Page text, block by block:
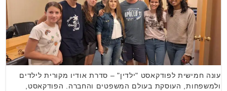
עונה חמישית לפודקאסט "ילדין" – סדרת אודיו מקורית לילדים
ולמשפחות, העוסקת בעולם המשפטים והחברה. הפודקאסט,